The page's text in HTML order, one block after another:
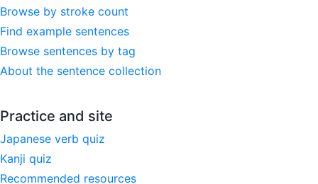
Browse by stroke count
Find example sentences
Browse sentences by tag
About the sentence collection
Practice and site
Japanese verb quiz
Kanji quiz
Recommended resources